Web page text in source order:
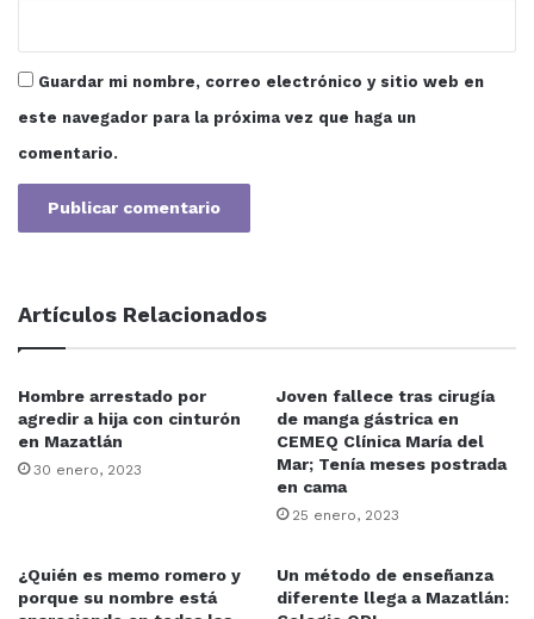
Guardar mi nombre, correo electrónico y sitio web en
este navegador para la próxima vez que haga un
comentario.
Artículos Relacionados
Hombre arrestado por
agredir a hija con cinturón
en Mazatlán
30 enero, 2023
Joven fallece tras cirugía
de manga gástrica en
CEMEQ Clínica María del
Mar; Tenía meses postrada
en cama
25 enero, 2023
¿Quién es memo romero y
porque su nombre está
Un método de enseñanza
diferente llega a Mazatlán: